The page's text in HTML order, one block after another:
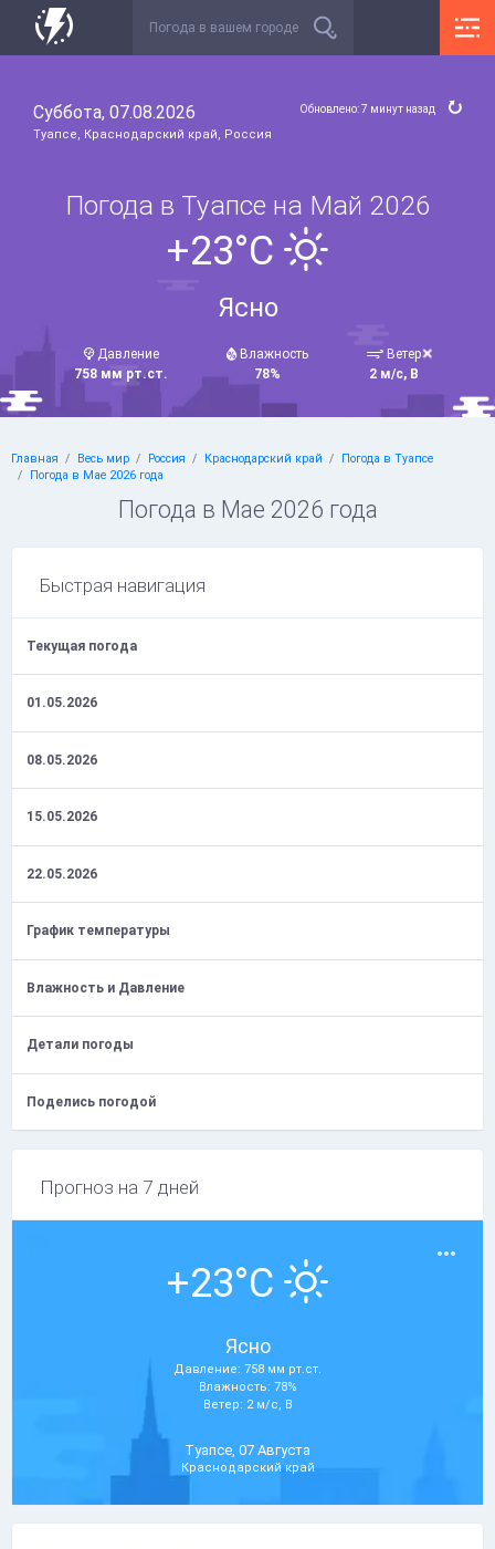
Суббота, 07.08.2026
Туапсе, Краснодарский край, Россия
Обновлено: 7 минут назад
Погода в Туапсе на Май 2026
+23°C
Ясно
Давление
758 мм рт.ст.
Влажность
78%
Ветер
2 м/с, В
Главная Весь мир Россия Краснодарский край
Погода в Туапсе
Погода в Мае 2026 года
Погода в Мае 2026 года
Быстрая навигация
Текущая погода
01.05.2026
08.05.2026
15.05.2026
22.05.2026
График температуры
Влажность и Давление
Детали погоды
Поделись погодой
Прогноз на 7 дней
+23°C
Ясно
Давление: 758 мм рт.ст.
Влажность: 78%
Ветер: 2 м/с, В
Туапсе, 07 Августа
Краснодарский край